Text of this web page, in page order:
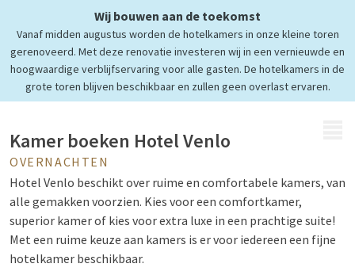
Wij bouwen aan de toekomst
Vanaf midden augustus worden de hotelkamers in onze kleine toren
gerenoveerd. Met deze renovatie investeren wij in een vernieuwde en
hoogwaardige verblijfservaring voor alle gasten. De hotelkamers in de
grote toren blijven beschikbaar en zullen geen overlast ervaren.
Comfortabele kamers & suites
Verrassend overnachten
Kamer boeken Hotel Venlo
OVERNACHTEN
Hotel Venlo beschikt over ruime en comfortabele kamers, van
alle gemakken voorzien. Kies voor een comfortkamer,
superior kamer of kies voor extra luxe in een prachtige suite!
Met een ruime keuze aan kamers is er voor iedereen een fijne
hotelkamer beschikbaar.